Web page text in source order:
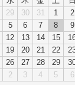
29 30 31 1
2
5 6 7 8
9
12 13 14 15
19 20 21 22
26 27 28 29
2 3 4 5 6